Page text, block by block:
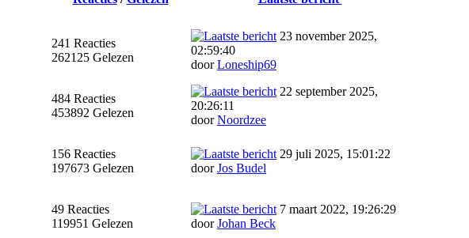
241 Reacties
262125 Gelezen
23 november 2025,
02:59:40
doorLoneship69
484 Reacties
453892 Gelezen
22 september 2025,
20:26:11
doorNoordzee
156 Reacties
197673 Gelezen
29 juli 2025, 15:01:22
doorJos Budel
49 Reacties
119951 Gelezen
7 maart 2022, 19:26:29
doorJohan Beck